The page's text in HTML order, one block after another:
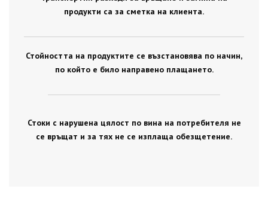
продукти са за сметка на клиента.
Стойността на продуктите се възстановява по начин,
по който е било направено плащането.
Стоки с нарушена цялост по вина на потребителя не
се връщат и за тях не се изплаща обезщетение.